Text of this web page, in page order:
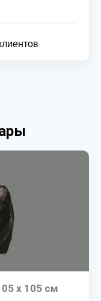
х 105 см